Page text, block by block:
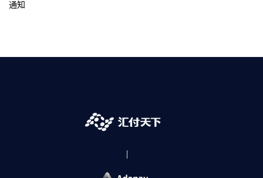
通知